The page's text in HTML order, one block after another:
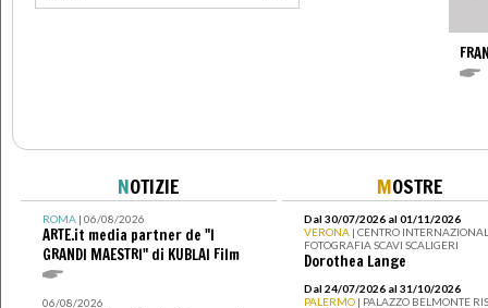
NOTIZIE
ROMA| 06/08/2026
ARTE.it media partner de "I
GRANDI MAESTRI" di KUBLAI Film
06/08/2026
MOSTRE
Dal 30/07/2026 al 01/11/2026
VERONA | CENTRO
FOTOGRAFIA SCAVI SCALIGERI
Dorothea Lange
Dal 24/07/2026 al 31/10/2026
PALERMO | PALAZZO BELMONTE